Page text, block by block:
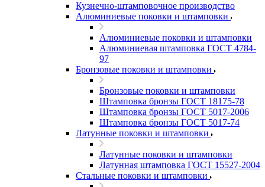
Кузнечно-штамповочное производство
Алюминиевые поковки и штамповки
Алюминиевые поковки и штамповки
Алюминиевая штамповка ГОСТ 4784-
97
Бронзовые поковки и штамповки
Бронзовые поковки и штамповки
Штамповка бронзы ГОСТ 18175-78
Штамповка бронзы ГОСТ 5017-2006
Штамповка бронзы ГОСТ 5017-74
Латунные поковки и штамповки
Латунные поковки и штамповки
Латунная штамповка ГОСТ 15527-2004
Стальные поковки и штамповки